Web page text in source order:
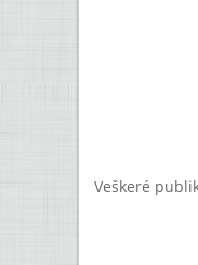
Veškeré